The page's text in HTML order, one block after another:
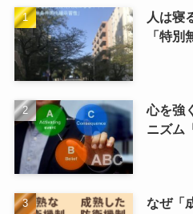
人は寝
「特別
心を強
ニズム
なぜ「